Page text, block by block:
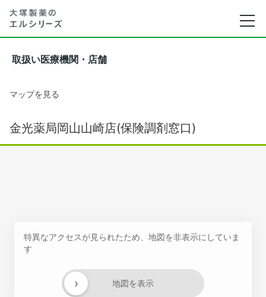
取扱い医療機関・店舗
マップを見る
金光薬局岡山山崎店(保険調剤窓口)
特異なアクセスが見られたため、地図を非表示にしていま
す
地図を表示
›